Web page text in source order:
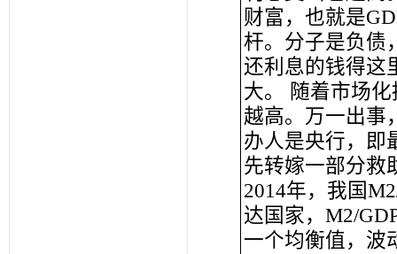
财富，也就是
杆。分子是负债
还利息的钱得这
大。 随着市场
越高。万一出
办人是央行，即
先转嫁一部分救
2014年，我国
达国家，M2/
一个均衡值，波